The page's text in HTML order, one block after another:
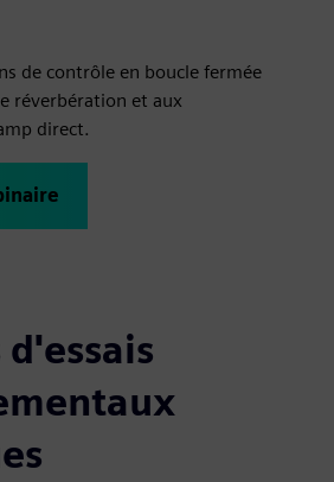
de contrôle en boucle fermée
réverbération et aux
direct.